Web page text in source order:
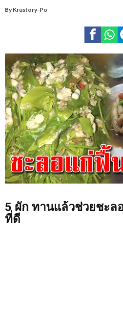
By Krustory-Po
5 ผัก ทานแล้วช่วยชะล
ที่ดี